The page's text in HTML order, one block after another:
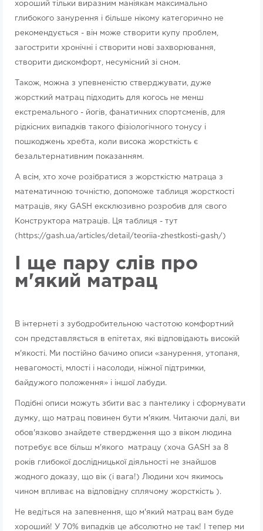
хороший тільки виразним маніякам максимально
глибокого занурення і більше нікому категорично не
рекомендується - він може створити купу проблем,
загострити хронічні і створити нові захворювання,
створити дискомфорт, несумісний зі сном.
Також, можна з упевненістю стверджувати, дуже
жорсткий матрац підходить для когось не менш
екстремального - йогів, фанатичних спортсменів, для
рідкісних випадків такого фізіологічного тонусу і
пошкоджень хребта, коли висока жорсткість є
безальтернативним показанням.
А всім, хто хоче розібратися з жорсткістю матраца з
математичною точністю, допоможе таблиця жорсткості
матраців, яку GASH ексклюзивно розробив для свого
Конструктора матраців. Ця таблиця - тут
(https://gash.ua/articles/detail/teoriia-zhestkosti-gash/)
І ще пару слів про
м'який матрац
В інтернеті з зубодробительною частотою комфортний
сон представляється в епітетах, які відповідають високій
м'якості. Ми постійно бачимо описи «занурення, утопаня,
невагомості, млості і насолоди, ніжної підтримки,
байдужого положення» і іншої лабуди.
Подібні описи можуть збити вас з пантелику і сформувати
думку, що матрац повинен бути м'яким. Читаючи далі, ви
обов'язково знайдете ствердження що з віком людина
потребує все більш м'якого матрацу (хоча GASH за 8
років глибокої дослідницької діяльності не знайшов
жодного доказу, що вік (і вага!) Людини хоч якимось
чином впливає на відповідну сплячому жорсткість ).
Не ведіться на запевнення, що м'який матрац вам буде
хороший! У 70% випадків це абсолютно не так! І тепер ми